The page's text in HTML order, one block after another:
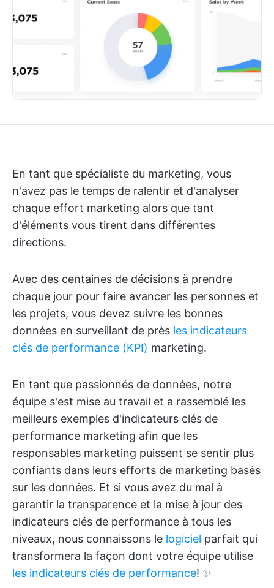
En tant que spécialiste du marketing, vous
n'avez pas le temps de ralentir et d'analyser
chaque effort marketing alors que tant
d'éléments vous tirent dans différentes
directions.
Avec des centaines de décisions à prendre
chaque jour pour faire avancer les personnes et
les projets, vous devez suivre les bonnes
données en surveillant de près les indicateurs
clés de performance (KPI) marketing.
En tant que passionnés de données, notre
équipe s'est mise au travail et a rassemblé les
meilleurs exemples d'indicateurs clés de
performance marketing afin que les
responsables marketing puissent se sentir plus
confiants dans leurs efforts de marketing basés
sur les données. Et si vous avez du mal à
garantir la transparence et la mise à jour des
indicateurs clés de performance à tous les
niveaux, nous connaissons le logiciel parfait qui
transformera la façon dont votre équipe utilise
les indicateurs clés de performance! ✨